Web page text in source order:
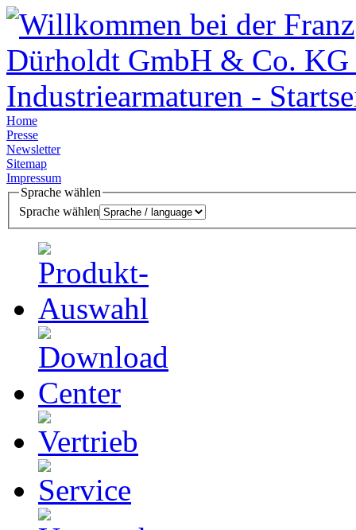
Home
Presse
Newsletter
Sitemap
Impressum
Sprache wählen
Sprache wählen